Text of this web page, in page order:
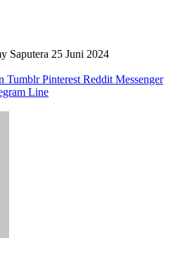
Saputera 25 Juni 2024
Tumblr Pinterest Reddit Messenger
Line